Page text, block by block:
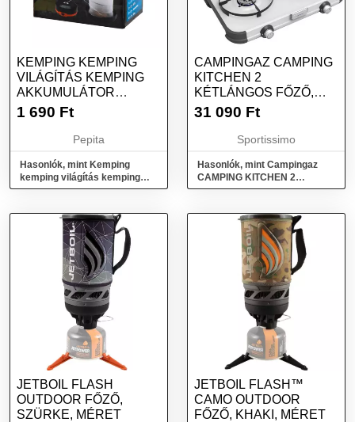
KEMPING KEMPING
VILÁGÍTÁS KEMPING
AKKUMULÁTOR
FÁKLYA 2IN1 3
1 690 Ft
Pepita
Hasonlók, mint Kemping
kemping világítás kemping
akkumulátor fáklya 2in1 3
CAMPINGAZ CAMPING
KITCHEN 2
KÉTLÁNGOS FŐZŐ,
EZÜST, MÉRET
31 090 Ft
Sportissimo
Hasonlók, mint Campingaz
CAMPING KITCHEN 2
Kétlángos főző, ezüst, méret
JETBOIL FLASH
OUTDOOR FŐZŐ,
SZÜRKE, MÉRET
JETBOIL FLASH™
CAMO OUTDOOR
FŐZŐ, KHAKI, MÉRET